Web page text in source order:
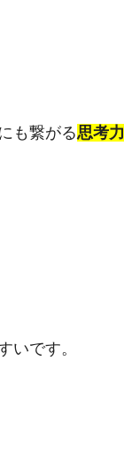
も繋がる思考力
いです。